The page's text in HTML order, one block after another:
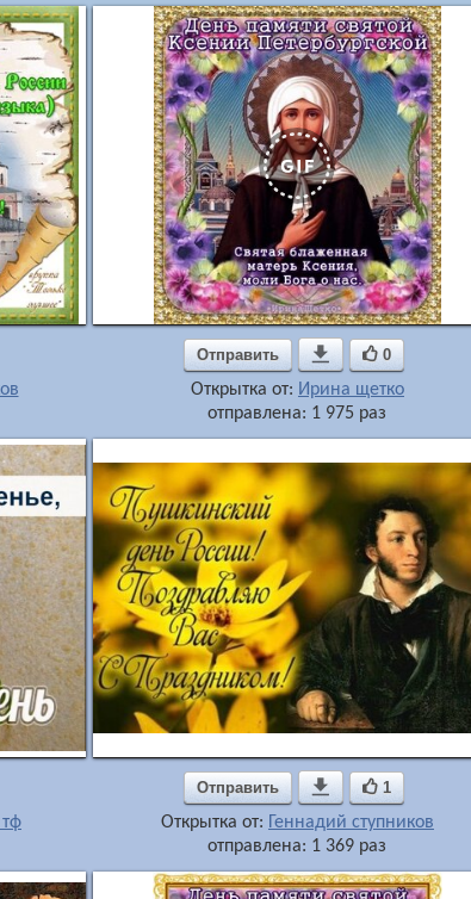
Отправить  0
Открытка от: Ирина щетко
отправлена: 1 975 раз
Отправить  1
Открытка от:
Геннадий ступников
отправлена: 1 369 раз